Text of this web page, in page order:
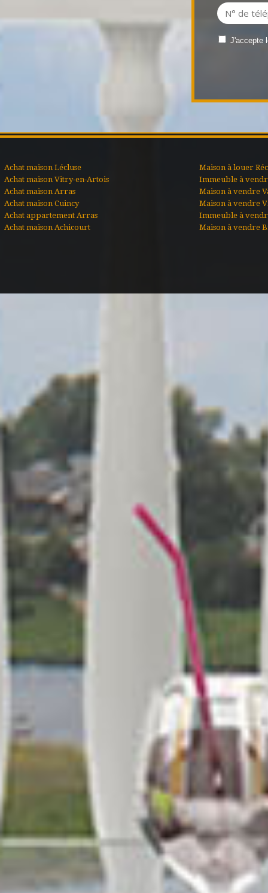
J'accepte
Achat maison Lécluse
Achat maison Vitry-en-Artois
Achat maison Arras
Achat maison Cuincy
Achat appartement Arras
Achat maison Achicourt
Maison à louer
Immeuble à
Maison à vendre
Maison à vendre
Immeuble à
Maison à vendre